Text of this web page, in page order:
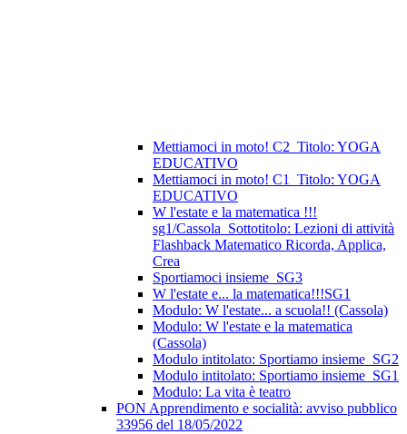
Mettiamoci in moto! C2_Titolo: YOGA
EDUCATIVO
Mettiamoci in moto! C1_Titolo: YOGA
EDUCATIVO
W l'estate e la matematica !!!
sg1/Cassola_Sottotitolo: Lezioni di attività
Flashback Matematico Ricorda, Applica,
Crea
Sportiamoci insieme_SG3
W l'estate e... la matematica!!!SG1
Modulo: W l'estate... a scuola!! (Cassola)
Modulo: W l'estate e la matematica
(Cassola)
Modulo intitolato: Sportiamo insieme_SG2
Modulo intitolato: Sportiamo insieme_SG1
Modulo: La vita è teatro
PON Apprendimento e socialità: avviso pubblico
33956 del 18/05/2022